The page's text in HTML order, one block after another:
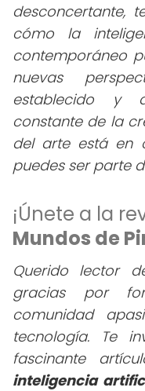
desconcertante,
cómo la
contemporáneo
nuevas
establecido y
constante de la
del arte está en
puedes ser parte
¡Únete a la
Mundos de
Querido lector
gracias por
comunidad
tecnología. Te
fascinante
inteligencia